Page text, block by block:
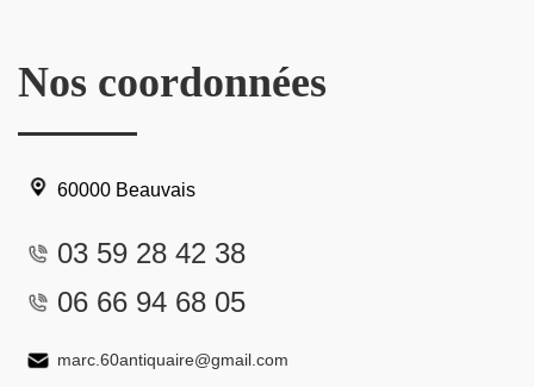
Nos coordonnées
60000 Beauvais
03 59 28 42 38
06 66 94 68 05
marc.60antiquaire@gmail.com